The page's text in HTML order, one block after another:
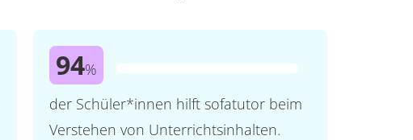
94%
der Schüler*innen hilft sofatutor beim
Verstehen von Unterrichtsinhalten.